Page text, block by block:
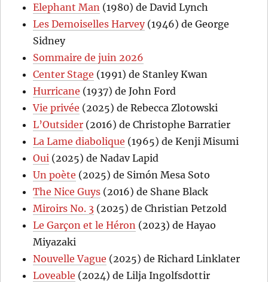
Elephant Man (1980) de David Lynch
Les Demoiselles Harvey(1946) de George
Sidney
Sommaire de juin 2026
Center Stage (1991) de Stanley Kwan
Hurricane (1937) de John Ford
Vie privée (2025) de Rebecca Zlotowski
L’Outsider (2016) de Christophe Barratier
La Lame diabolique (1965) de Kenji Misumi
Oui (2025) de Nadav Lapid
Un poète (2025) de Simón Mesa Soto
The Nice Guys (2016) de Shane Black
Miroirs No. 3 (2025) de Christian Petzold
Le Garçon et le Héron (2023) de Hayao
Miyazaki
Nouvelle Vague (2025) de Richard Linklater
Loveable (2024) de Lilja Ingolfsdottir